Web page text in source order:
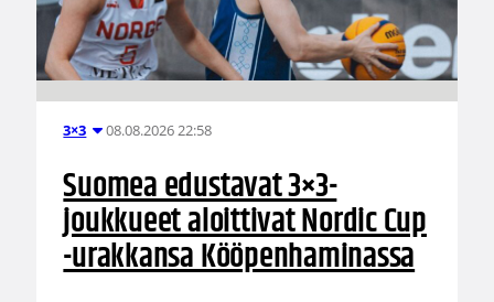
3×3 08.08.2026 22:58
Suomea edustavat 3×3-
joukkueet aloittivat Nordic Cup
-urakkansa Kööpenhaminassa